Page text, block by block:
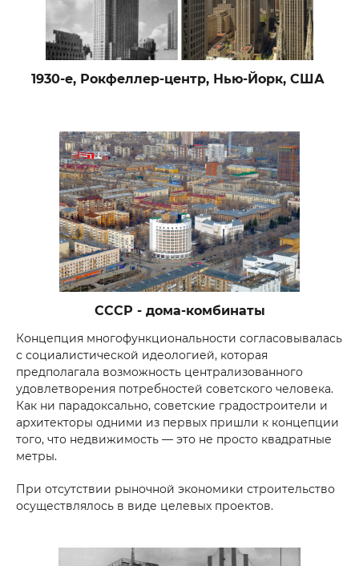
1930-е, Рокфеллер-центр, Нью-Йорк, США
СССР - дома-комбинаты
Концепция многофункциональности согласовывалась
с социалистической идеологией, которая
предполагала возможность централизованного
удовлетворения потребностей советского человека.
Как ни парадоксально, советские градостроители и
архитекторы одними из первых пришли к концепции
того, что недвижимость — это не просто квадратные
метры.
При отсутствии рыночной экономики строительство
осуществлялось в виде целевых проектов.